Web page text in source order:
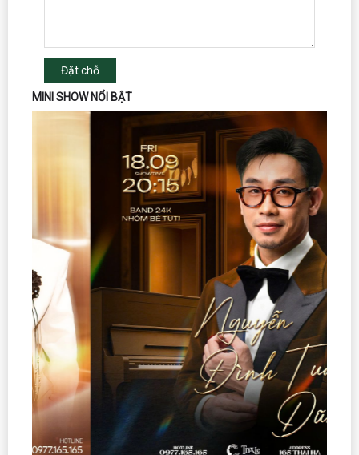
Đặt chỗ
MINI SHOW NỔI BẬT